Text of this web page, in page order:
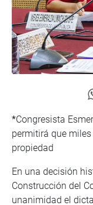
*Congresista
permitirá que
propiedad
En una decisión
Construcción del
unanimidad el